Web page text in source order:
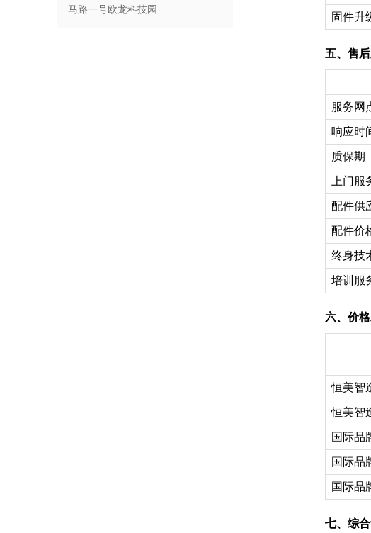
马路一号欧龙科技园
固件升
五、售
服务网
响应时
质保期
上门服
配件供
配件价
终身技
培训服
六、价
恒美智
恒美智
国际品
国际品
国际品
七、综